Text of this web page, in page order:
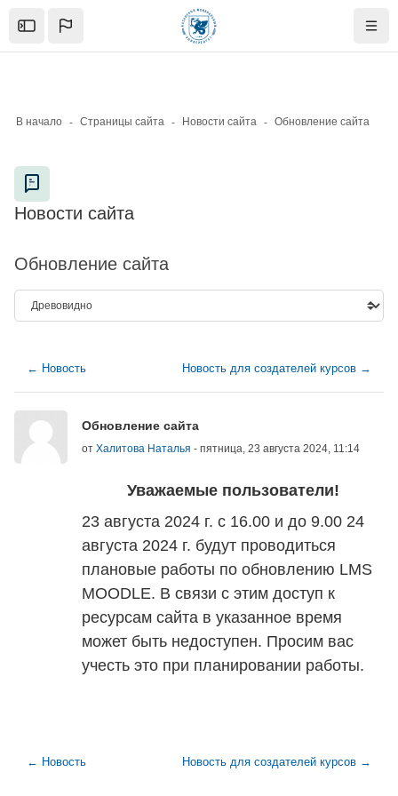
Перейти к основному содержанию
Open the sidebar
В начало Страницы сайта Новости сайта Обновление сайта
Блоки
Новости сайта
Блоки
Обновление сайта
← Новость Новость для создателей курсов →
Обновление сайта
от Халитова Наталья - пятница, 23 августа 2024, 11:14
Количество ответов: 0
Уважаемые пользователи!
23 августа 2024 г. с 16.00 и до 9.00 24
августа 2024 г. будут проводиться
плановые работы по обновлению LMS
MOODLE. В связи с этим доступ к
ресурсам сайта в указанное время
может быть недоступен. Просим вас
учесть это при планировании работы.
← Новость Новость для создателей курсов →